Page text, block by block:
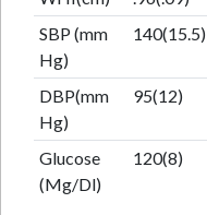
SBP (mm
Hg)
140(15.5)
DBP(mm
Hg)
95(12)
Glucose
(Mg/Dl)
120(8)